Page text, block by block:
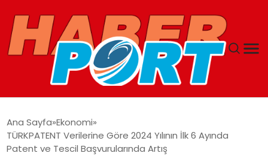
GUNCEL
Ana Sayfa Ekonomi
TÜRKPATENT Verilerine Göre 2024 Yılının İlk 6 Ayında
Patent ve Tescil Başvurularında Artış